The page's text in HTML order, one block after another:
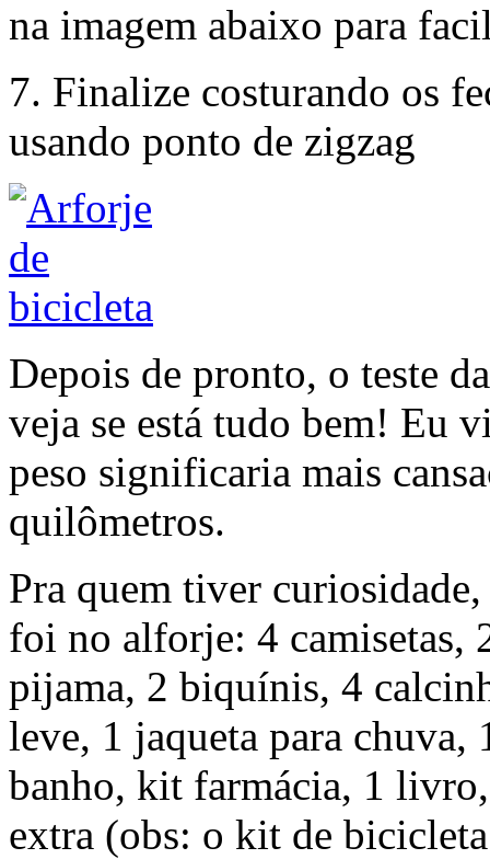
na imagem abaixo para
7. Finalize costurando os
usando ponto de zigzag
Depois de pronto, o teste
veja se está tudo bem! Eu
peso significaria mais
quilômetros.
Pra quem tiver
foi no alforje: 4 camisetas,
pijama, 2 biquínis, 4
leve, 1 jaqueta para
banho, kit farmácia, 1
extra (obs: o kit de